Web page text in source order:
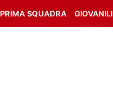
PRIMA SQUADRA GIOVANILI